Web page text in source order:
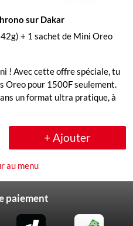
sur Dakar
+ 1 sachet de Mini Oreo
! Avec cette offre spéciale, tu
Oreo pour 1500F seulement.
un format ultra pratique, à
+ Ajouter
au menu
paiement